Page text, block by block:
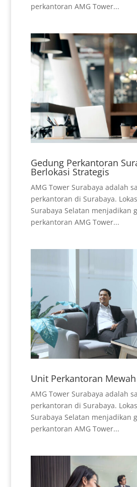
perkantoran AMG Tower...
Gedung Perkantoran
Berlokasi Strategis
AMG Tower Surabaya adalah
perkantoran di Surabaya.
Surabaya Selatan menjadikan
perkantoran AMG Tower...
Unit Perkantoran
AMG Tower Surabaya adalah
perkantoran di Surabaya.
Surabaya Selatan menjadikan
perkantoran AMG Tower...